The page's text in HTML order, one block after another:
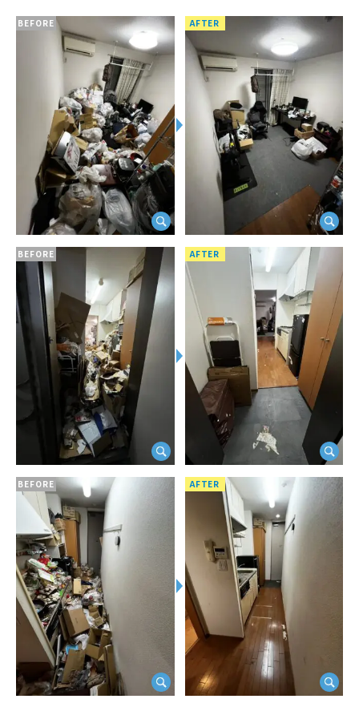
BEFORE AFTER
BEFORE AFTER
BEFORE AFTER